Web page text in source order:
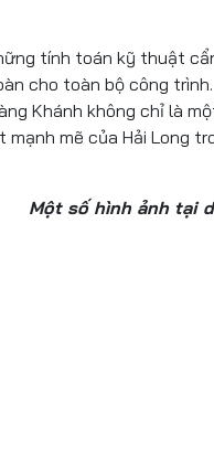
tính toán kỹ thuật cẩn
cho toàn bộ công trình.
Khánh không chỉ là
mẽ của Hải Long
Một số hình ảnh tại